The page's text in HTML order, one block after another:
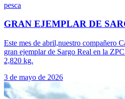
pesca
GRAN EJEMPLAR DE
Este mes de abril,nuestro compañero
gran ejemplar de Sargo Real en la
2,820 kg.
3 de mayo de 2026